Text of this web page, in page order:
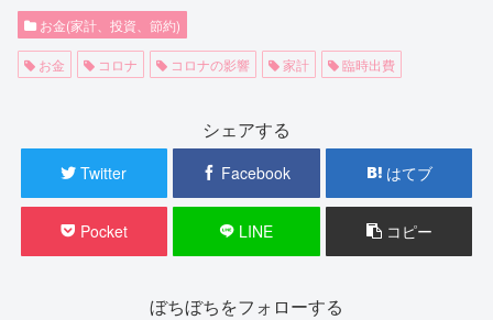
お金(家計、投資、節約)
お金 コロナ コロナの影響 家計 臨時出費
シェアする
Twitter Facebook はてブ
Pocket LINE コピー
ぼちぼちをフォローする